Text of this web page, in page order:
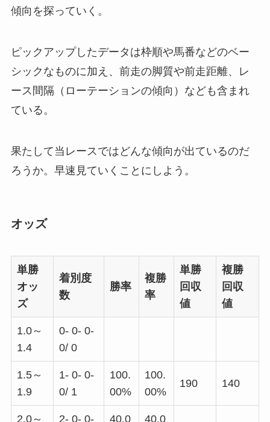
傾向を探っていく。
ピックアップしたデータは枠順や馬番などのベー
シックなものに加え、前走の脚質や前走距離、レ
ース間隔（ローテーションの傾向）なども含まれ
ている。
果たして当レースではどんな傾向が出ているのだ
ろうか。早速見ていくことにしよう。
オッズ
単勝
オッ
ズ
着別度
数
勝率
複勝
率
単勝
回収
値
複勝
回収
値
1.0～
1.4
0- 0- 0-
0/ 0
1.5～
1.9
1- 0- 0-
0/ 1
100.
00%
100.
00%
190 140
2.0～ 2- 0- 0- 40.0 40.0